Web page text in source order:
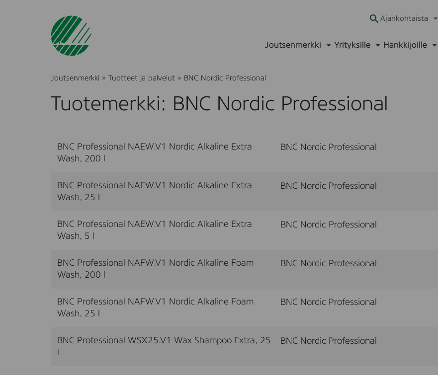
Ajankohtaista
Joutsenmerkki Yrityksille Hankkijoille
Joutsenmerkki » Tuotteet ja palvelut » BNC Nordic Professional
Tuotemerkki: BNC Nordic Professional
BNC Professional NAEW.V1 Nordic Alkaline Extra
Wash, 200 l
BNC Nordic Professional
BNC Professional NAEW.V1 Nordic Alkaline Extra
Wash, 25 l
BNC Nordic Professional
BNC Professional NAEW.V1 Nordic Alkaline Extra
Wash, 5 l
BNC Nordic Professional
BNC Professional NAFW.V1 Nordic Alkaline Foam
Wash, 200 l
BNC Nordic Professional
BNC Professional NAFW.V1 Nordic Alkaline Foam
Wash, 25 l
BNC Nordic Professional
BNC Professional WSX25.V1 Wax Shampoo Extra, 25
BNC Nordic Professional